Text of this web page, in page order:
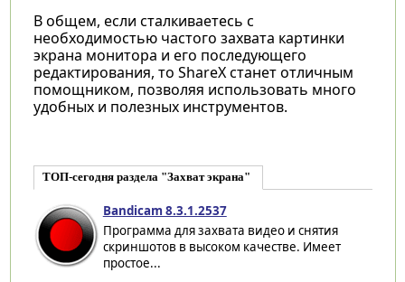
В общем, если сталкиваетесь с
необходимостью частого захвата картинки
экрана монитора и его последующего
редактирования, то ShareX станет отличным
помощником, позволяя использовать много
удобных и полезных инструментов.
ТОП-сегодня раздела "Захват экрана"
Bandicam 8.3.1.2537
Программа для захвата видео и снятия
скриншотов в высоком качестве. Имеет
простое...